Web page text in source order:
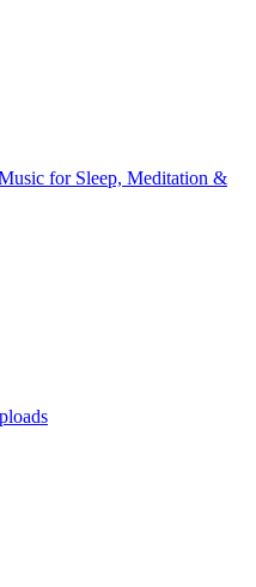
for Sleep, Meditation &